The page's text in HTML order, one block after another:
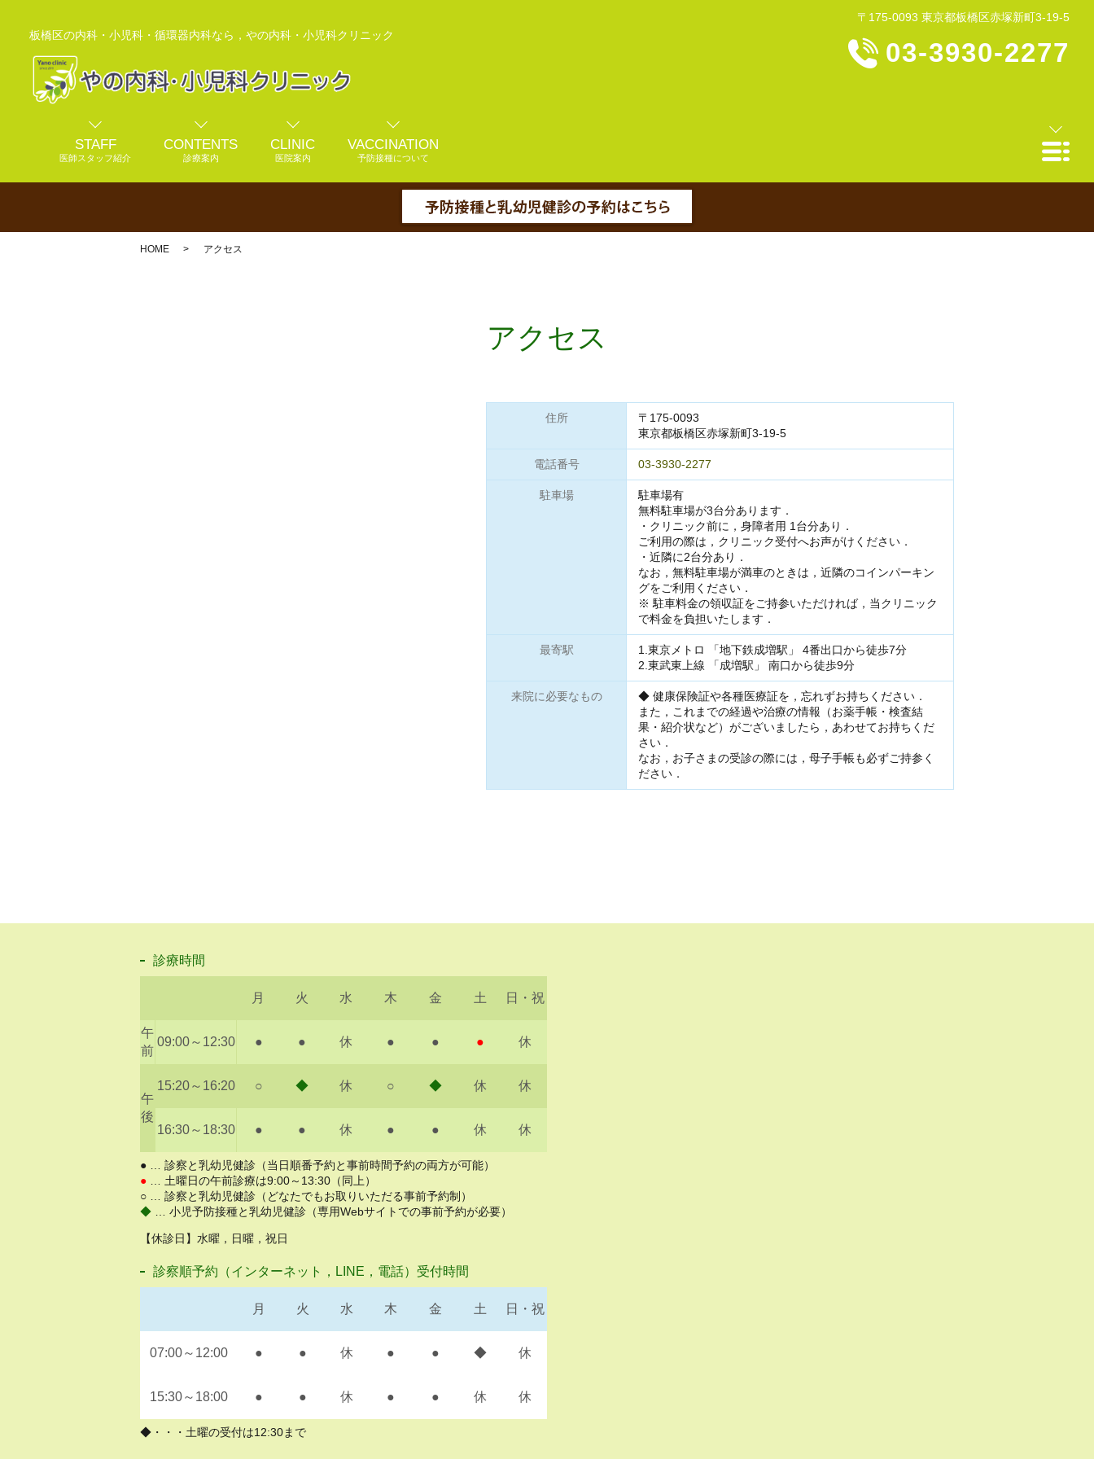
板橋区の内科・小児科・循環器内科なら，やの内科・小児科クリニック
STAFF
医師スタッフ紹介
CONTENTS
診療案内
CLINIC
医院案内
VACCINATION
予防接種について
〒175-0093 東京都板橋区赤塚新町3-19-5
03-3930-2277
HOME アクセス
アクセス
住所
〒175-0093
東京都板橋区赤塚新町3-19-5
電話番号 03-3930-2277
駐車場
駐車場有
無料駐車場が3台分あります．
・クリニック前に，身障者用 1台分あり．
ご利用の際は，クリニック受付へお声がけください．
・近隣に2台分あり．
なお，無料駐車場が満車のときは，近隣のコインパーキン
グをご利用ください．
※ 駐車料金の領収証をご持参いただければ，当クリニック
で料金を負担いたします．
最寄駅
1.東京メトロ 「地下鉄成増駅」 4番出口から徒歩7分
2.東武東上線 「成増駅」 南口から徒歩9分
来院に必要なもの
◆ 健康保険証や各種医療証を，忘れずお持ちください．
また，これまでの経過や治療の情報（お薬手帳・検査結
果・紹介状など）がございましたら，あわせてお持ちくだ
さい．
なお，お子さまの受診の際には，母子手帳も必ずご持参く
ださい．
診療時間
月 火 水 木 金 土 日・祝
午
前
09:00～12:30 ● ● 休 ● ● ● 休
午
後
15:20～16:20 ○ ◆ 休 ○ ◆ 休 休
16:30～18:30 ● ● 休 ● ● 休 休
● … 診察と乳幼児健診（当日順番予約と事前時間予約の両方が可能）
● … 土曜日の午前診療は9:00～13:30（同上）
○ … 診察と乳幼児健診（どなたでもお取りいただる事前予約制）
◆ … 小児予防接種と乳幼児健診（専用Webサイトでの事前予約が必要）
【休診日】水曜，日曜，祝日
診察順予約（インターネット，LINE，電話）受付時間
月 火 水 木 金 土 日・祝
07:00～12:00 ● ● 休 ● ● ◆ 休
15:30～18:00 ● ● 休 ● ● 休 休
◆・・・土曜の受付は12:30まで